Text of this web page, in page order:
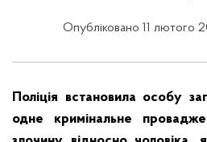
Опубліковано 11 лютого
Поліція встановила особу
одне кримінальне